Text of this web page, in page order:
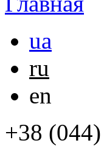
ua
ru
en
+38